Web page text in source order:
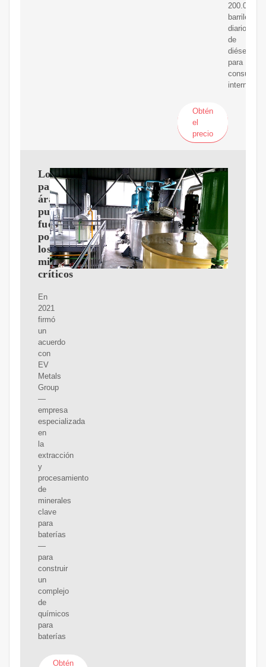
200.000
barriles
diarios
de
diésel
para
consumo
interno.
Obtén
el
precio
Los
países
árabes
pujan
fuerte
por
los
minerales
críticos
En
2021
firmó
un
acuerdo
con
EV
Metals
Group
—
empresa
especializada
en
la
extracción
y
procesamiento
de
minerales
clave
para
baterías
—
para
construir
un
complejo
de
químicos
para
baterías
Obtén